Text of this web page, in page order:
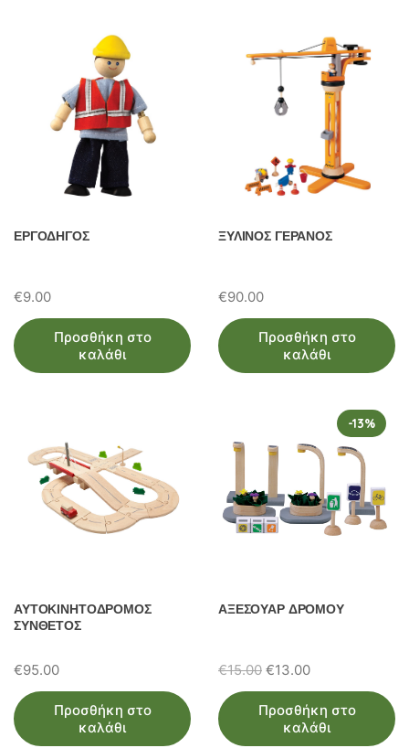
ΕΡΓΟΔΗΓΟΣ
€9.00
Προσθήκη στο
καλάθι
ΞΥΛΙΝΟΣ ΓΕΡΑΝΟΣ
€90.00
Προσθήκη στο
καλάθι
ΑΥΤΟΚΙΝΗΤΟΔΡΟΜΟΣ
ΣΥΝΘΕΤΟΣ
€95.00
Προσθήκη στο
καλάθι
-13%
ΑΞΕΣΟΥΑΡ ΔΡΟΜΟΥ
€15.00 Original
price
was:
€15.00.
€13.00Η
τρέχουσα
τιμή
είναι:
Προσθήκη στο
καλάθι